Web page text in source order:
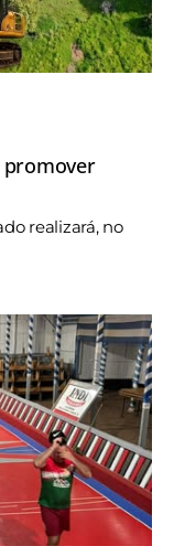
promover
realizará, no